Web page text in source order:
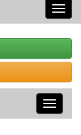
Toggle